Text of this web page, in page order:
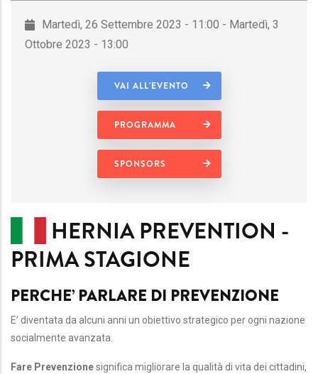
Martedì, 26 Settembre 2023 - 11:00 - Martedì, 3
Ottobre 2023 - 13:00
VAI ALL'EVENTO
PROGRAMMA
SPONSORS
HERNIA PREVENTION -
PRIMA STAGIONE
PERCHE’ PARLARE DI PREVENZIONE
E’ diventata da alcuni anni un obiettivo strategico per ogni nazione
socialmente avanzata.
Fare Prevenzionesignifica migliorare la qualità di vita dei cittadini,